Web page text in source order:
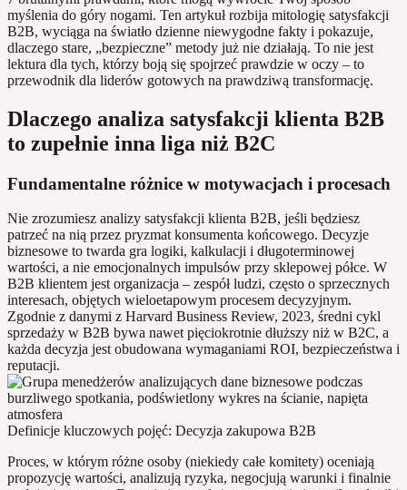
myślenia do góry nogami. Ten artykuł rozbija mitologię satysfakcji
B2B, wyciąga na światło dzienne niewygodne fakty i pokazuje,
dlaczego stare, „bezpieczne” metody już nie działają. To nie jest
lektura dla tych, którzy boją się spojrzeć prawdzie w oczy – to
przewodnik dla liderów gotowych na prawdziwą transformację.
Dlaczego analiza satysfakcji klienta B2B
to zupełnie inna liga niż B2C
Fundamentalne różnice w motywacjach i procesach
Nie zrozumiesz analizy satysfakcji klienta B2B, jeśli będziesz
patrzeć na nią przez pryzmat konsumenta końcowego. Decyzje
biznesowe to twarda gra logiki, kalkulacji i długoterminowej
wartości, a nie emocjonalnych impulsów przy sklepowej półce. W
B2B klientem jest organizacja – zespół ludzi, często o sprzecznych
interesach, objętych wieloetapowym procesem decyzyjnym.
Zgodnie z danymi z Harvard Business Review, 2023, średni cykl
sprzedaży w B2B bywa nawet pięciokrotnie dłuższy niż w B2C, a
każda decyzja jest obudowana wymaganiami ROI, bezpieczeństwa i
reputacji.
Definicje kluczowych pojęć: Decyzja zakupowa B2B
Proces, w którym różne osoby (niekiedy całe komitety) oceniają
propozycję wartości, analizują ryzyka, negocjują warunki i finalnie